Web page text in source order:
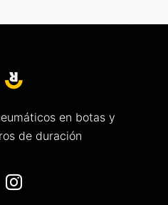
en botas y
de duración
